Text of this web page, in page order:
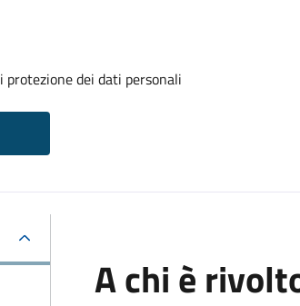
dei dati personali
A chi è